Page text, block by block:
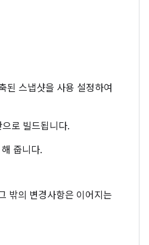
된 스냅샷을 사용 설정하여
로 빌드됩니다.
줍니다.
밖의 변경사항은 이어지는